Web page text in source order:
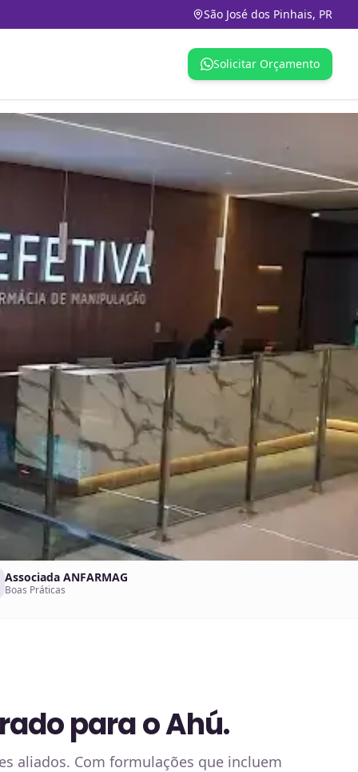
São José dos Pinhais, PR
Solicitar Orçamento
Associada ANFARMAG
Boas Práticas
para o Ahú.
aliados. Com formulações que incluem